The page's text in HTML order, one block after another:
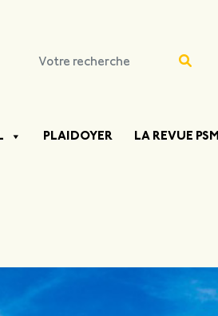
PLAIDOYER LA REVUE PSM